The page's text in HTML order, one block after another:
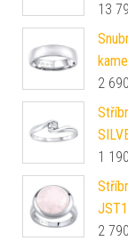
13
2 690
1 190
2 790